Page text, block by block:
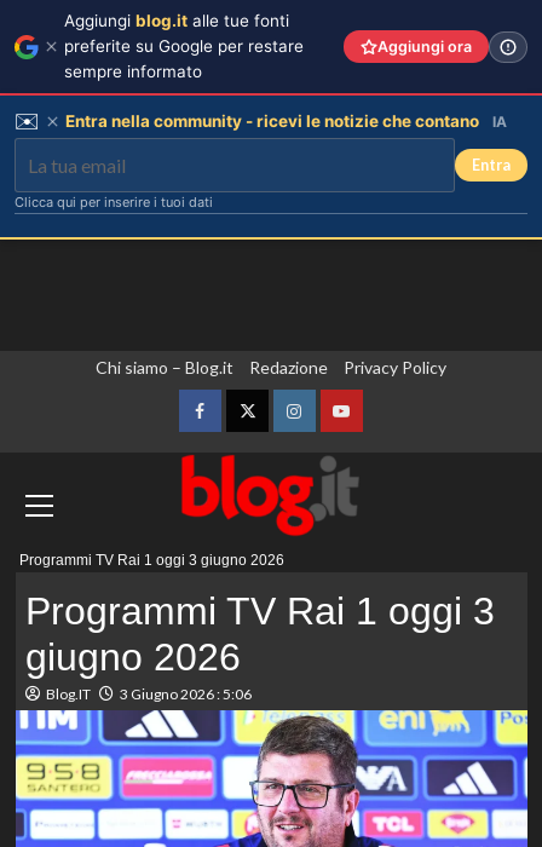
Chi siamo – Blog.it Redazione Privacy Policy
FacebookTwitterInstagramYouTube
Programmi TV Rai 1 oggi 3 giugno 2026
Programmi TV Rai 1 oggi 3
giugno 2026
Blog.IT 3 Giugno 2026 : 5:06
Aggiungi blog.it alle tue fonti
preferite su Google per restare
sempre informato
Aggiungi ora
✉️ Entra nella community - ricevi le notizie che contano IA
Entra
Clicca qui per inserire i tuoi dati